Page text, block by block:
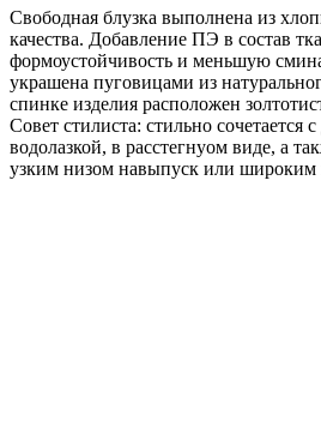
Свободная блузка выполнена из
качества. Добавление ПЭ в состав
формоустойчивость и меньшую
украшена пуговицами из
спинке изделия расположен
Совет стилиста: стильно сочетается
водолазкой, в расстегнуом виде, а
узким низом навыпуск или широким